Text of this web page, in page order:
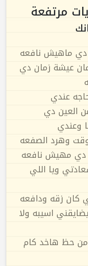
مرتفعة
دي ماهيش نافعه
عيشة زمان دي
عندي
العين دي
وعندي
وهرد الصفعه
دي مهيش نافعه
ويا اللي
كان زقه ودافعه
اسيبه ولا
من حظ هاخد كام